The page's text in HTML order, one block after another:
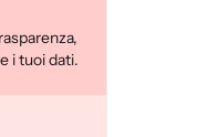
i tuoi dati.